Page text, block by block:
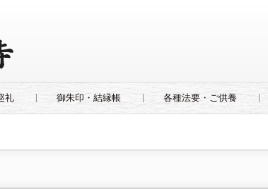
礼 御朱印・結縁帳 各種法要・ご供養